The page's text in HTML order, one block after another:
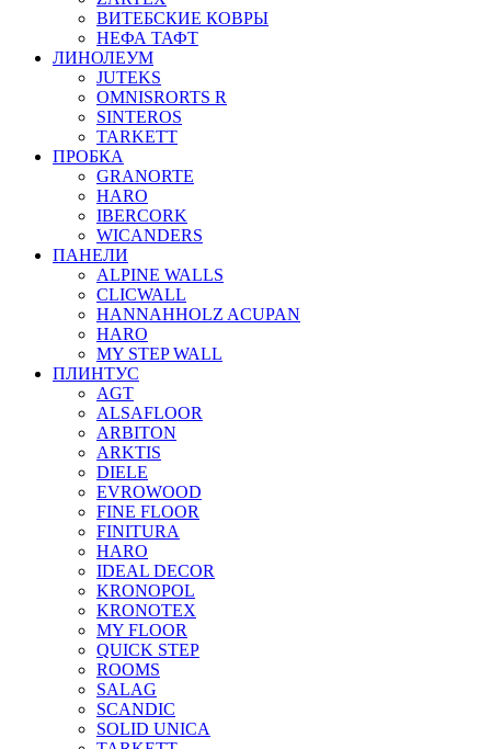
ВИТЕБСКИЕ КОВРЫ
НЕФА ТАФТ
ЛИНОЛЕУМ
JUTEKS
OMNISRORTS R
SINTEROS
TARKETT
ПРОБКА
GRANORTE
HARO
IBERCORK
WICANDERS
ПАНЕЛИ
ALPINE WALLS
CLICWALL
HANNAHHOLZ ACUPAN
HARO
MY STEP WALL
ПЛИНТУС
AGT
ALSAFLOOR
ARBITON
ARKTIS
DIELE
EVROWOOD
FINE FLOOR
FINITURA
HARO
IDEAL DECOR
KRONOPOL
KRONOTEX
MY FLOOR
QUICK STEP
ROOMS
SALAG
SCANDIC
SOLID UNICA